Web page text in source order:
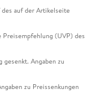
auf der Artikelseite
(UVP) des
gesenkt. Angaben zu
zu Preissenkungen